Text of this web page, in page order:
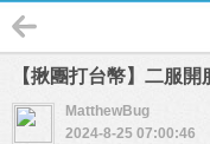
【揪團打台幣】二服開
MatthewBug
2024-8-25 07:00:46